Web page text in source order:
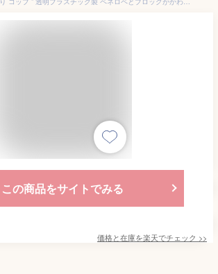
この商品をサイトでみる
価格と在庫を楽天でチェック >>